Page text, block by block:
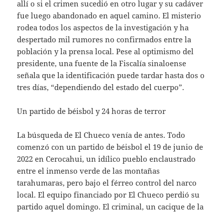
allí o si el crimen sucedió en otro lugar y su cadáver
fue luego abandonado en aquel camino. El misterio
rodea todos los aspectos de la investigación y ha
despertado mil rumores no confirmados entre la
población y la prensa local. Pese al optimismo del
presidente, una fuente de la Fiscalía sinaloense
señala que la identificación puede tardar hasta dos o
tres días, “dependiendo del estado del cuerpo”.
Un partido de béisbol y 24 horas de terror
La búsqueda de El Chueco venía de antes. Todo
comenzó con un partido de béisbol el 19 de junio de
2022 en Cerocahui, un idílico pueblo enclaustrado
entre el inmenso verde de las montañas
tarahumaras, pero bajo el férreo control del narco
local. El equipo financiado por El Chueco perdió su
partido aquel domingo. El criminal, un cacique de la